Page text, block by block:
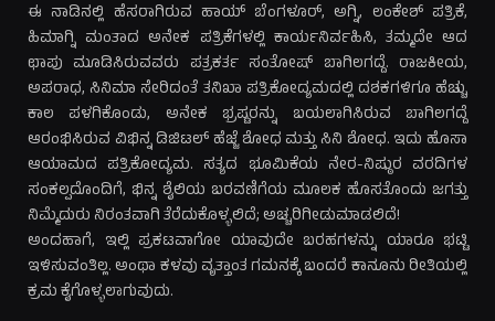
ಈ ನಾಡಿನಲ್ಲಿ ಹೆಸರಾಗಿರುವ ಹಾಯ್ ಬೆಂಗಳೂರ್, ಅಗ್ನಿ, ಲಂಕೇಶ್ ಪತ್ರಿಕೆ,
ಹಿಮಾಗ್ನಿ ಮಂತಾದ ಅನೇಕ ಪತ್ರಿಕೆಗಳಲ್ಲಿ ಕಾರ್ಯನಿರ್ವಹಿಸಿ, ತಮ್ಮದೇ ಆದ
ಛಾಪು ಮೂಡಿಸಿರುವವರು ಪತ್ರಕರ್ತ ಸಂತೋಷ್ ಬಾಗಿಲಗದ್ದೆ. ರಾಜಕೀಯ,
ಅಪರಾಧ, ಸಿನಿಮಾ ಸೇರಿದಂತೆ ತನಿಖಾ ಪತ್ರಿಕೋದ್ಯಮದಲ್ಲಿ ದಶಕಗಳಿಗೂ ಹೆಚ್ಚು
ಕಾಲ ಪಳಗಿಕೊಂಡು, ಅನೇಕ ಭ್ರಷ್ಟರನ್ನು ಬಯಲಾಗಿಸಿರುವ ಬಾಗಿಲಗದ್ದೆ
ಆರಂಭಿಸಿರುವ ವಿಭಿನ್ನ ಡಿಜಿಟಲ್ ಹೆಜ್ಜೆ ಶೋಧ ಮತ್ತು ಸಿನಿ ಶೋಧ. ಇದು ಹೊಸಾ
ಆಯಾಮದ ಪತ್ರಿಕೋದ್ಯಮ. ಸತ್ಯದ ಭೂಮಿಕೆಯ ನೇರ-ನಿಷ್ಠುರ ವರದಿಗಳ
ಸಂಕಲ್ಪದೊಂದಿಗೆ, ಭಿನ್ನ ಶೈಲಿಯ ಬರವಣಿಗೆಯ ಮೂಲಕ ಹೊಸತೊಂದು ಜಗತ್ತು
ನಿಮ್ಮೆದುರು ನಿರಂತವಾಗಿ ತೆರೆದುಕೊಳ್ಳಲಿದೆ; ಅಚ್ಚರಿಗೀಡುಮಾಡಲಿದೆ!
ಅಂದಹಾಗೆ, ಇಲ್ಲಿ ಪ್ರಕಟವಾಗೋ ಯಾವುದೇ ಬರಹಗಳನ್ನು ಯಾರೂ ಭಟ್ಟಿ
ಇಳಿಸುವಂತಿಲ್ಲ. ಅಂಥಾ ಕಳವು ವೃತ್ತಾಂತ ಗಮನಕ್ಕೆ ಬಂದರೆ ಕಾನೂನು ರೀತಿಯಲ್ಲಿ
ಕ್ರಮ ಕೈಗೊಳ್ಳಲಾಗುವುದು.